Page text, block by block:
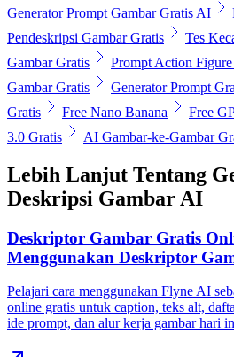
Generator Prompt Gambar Gratis AI
Pendeskripsi Gambar Gratis
Tes
Gambar Gratis
Prompt Action
Gambar Gratis
Generator Prompt
Gratis
Free Nano Banana Free
3.0 Gratis
AI Gambar-ke-Gambar
Lebih Lanjut Tentang
Deskripsi Gambar AI
Deskriptor Gambar Gratis
Menggunakan Deskriptor
Pelajari cara menggunakan Flyne AI
online gratis untuk caption, teks alt,
ide prompt, dan alur kerja gambar hari